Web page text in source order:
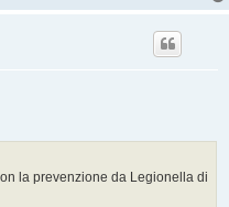
la prevenzione da Legionella di